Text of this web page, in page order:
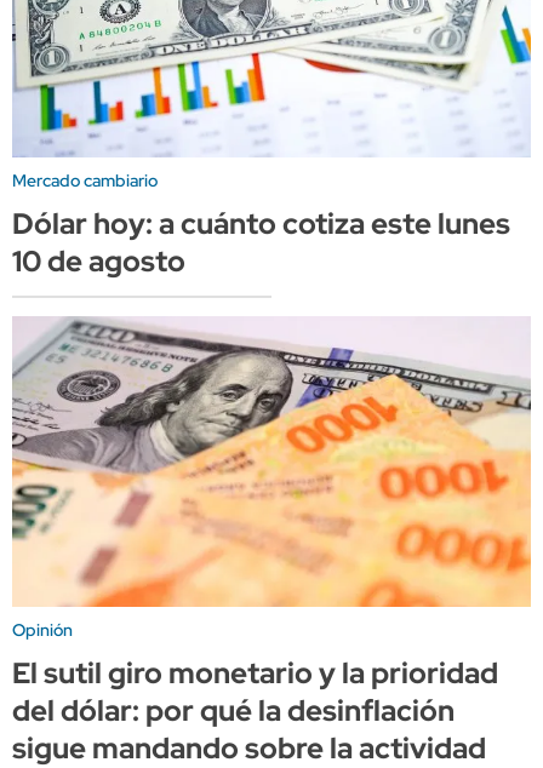
Mercado cambiario
Dólar hoy: a cuánto cotiza este lunes
10 de agosto
Opinión
El sutil giro monetario y la prioridad
del dólar: por qué la desinflación
sigue mandando sobre la actividad